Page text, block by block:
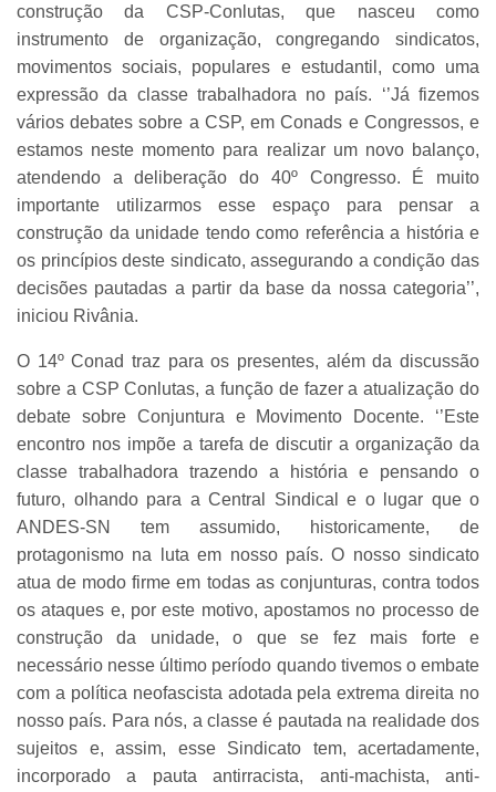
construção da CSP-Conlutas, que nasceu como
instrumento de organização, congregando sindicatos,
movimentos sociais, populares e estudantil, como uma
expressão da classe trabalhadora no país. ‘’Já fizemos
vários debates sobre a CSP, em Conads e Congressos, e
estamos neste momento para realizar um novo balanço,
atendendo a deliberação do 40º Congresso. É muito
importante utilizarmos esse espaço para pensar a
construção da unidade tendo como referência a história e
os princípios deste sindicato, assegurando a condição das
decisões pautadas a partir da base da nossa categoria’’,
iniciou Rivânia.
O 14º Conad traz para os presentes, além da discussão
sobre a CSP Conlutas, a função de fazer a atualização do
debate sobre Conjuntura e Movimento Docente. ‘’Este
encontro nos impõe a tarefa de discutir a organização da
classe trabalhadora trazendo a história e pensando o
futuro, olhando para a Central Sindical e o lugar que o
ANDES-SN tem assumido, historicamente, de
protagonismo na luta em nosso país. O nosso sindicato
atua de modo firme em todas as conjunturas, contra todos
os ataques e, por este motivo, apostamos no processo de
construção da unidade, o que se fez mais forte e
necessário nesse último período quando tivemos o embate
com a política neofascista adotada pela extrema direita no
nosso país. Para nós, a classe é pautada na realidade dos
sujeitos e, assim, esse Sindicato tem, acertadamente,
incorporado a pauta antirracista, anti-machista, anti-